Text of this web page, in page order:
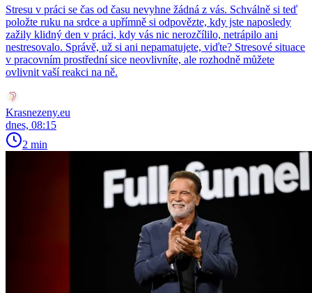
Stresu v práci se čas od času nevyhne žádná z vás. Schválně si teď
položte ruku na srdce a upřímně si odpovězte, kdy jste naposledy
zažily klidný den v práci, kdy vás nic nerozčílilo, netrápilo ani
nestresovalo. Správě, už si ani nepamatujete, viďte? Stresové situace
v pracovním prostřední sice neovlivníte, ale rozhodně můžete
ovlivnit vaší reakci na ně.
Krasnezeny.eu
dnes, 08:15
2 min